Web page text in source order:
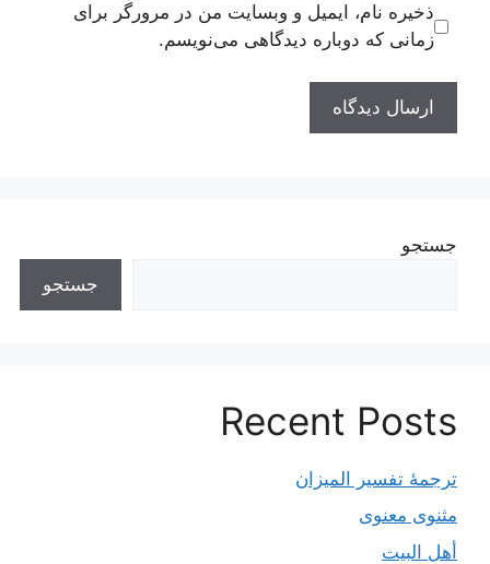
ذخیره نام، ایمیل و وبسایت من در مرورگر برای
زمانی که دوباره دیدگاهی می‌نویسم.
جستجو
جستجو
Recent Posts
ترجمۀ تفسیر المیزان
مثنوی معنوی
أهل البيت